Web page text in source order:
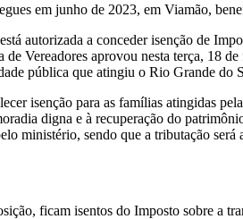
em junho de 2023, em Viamão,
autorizada a conceder isenção de
de Vereadores aprovou nesta terça, 18
pública que atingiu o Rio Grande do
isenção para as famílias atingidas
digna e à recuperação do
ministério, sendo que a tributação será
ficam isentos do Imposto sobre a